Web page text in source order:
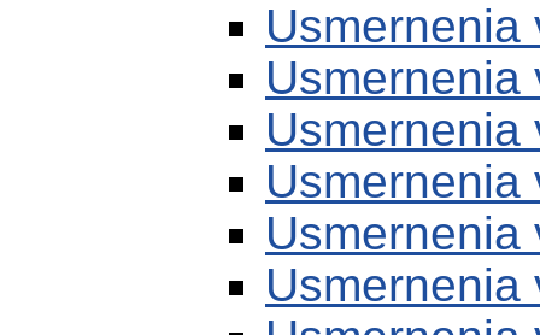
Usmernenia
Usmernenia
Usmernenia
Usmernenia
Usmernenia
Usmernenia